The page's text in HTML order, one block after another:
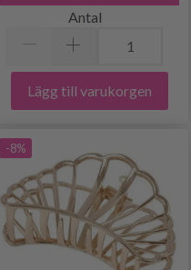
Antal
Lägg till varukorgen
-8%